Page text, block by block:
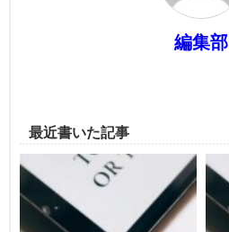
編集部
最近書いた記事